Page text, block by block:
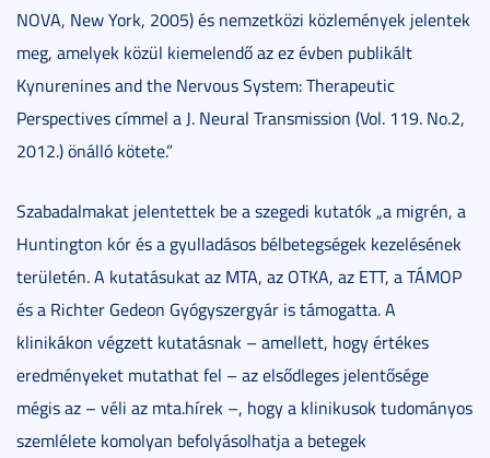
NOVA, New York, 2005) és nemzetközi közlemények jelentek
meg, amelyek közül kiemelendő az ez évben publikált
Kynurenines and the Nervous System: Therapeutic
Perspectives címmel a J. Neural Transmission (Vol. 119. No.2,
2012.) önálló kötete.”
Szabadalmakat jelentettek be a szegedi kutatók „a migrén, a
Huntington kór és a gyulladásos bélbetegségek kezelésének
területén. A kutatásukat az MTA, az OTKA, az ETT, a TÁMOP
és a Richter Gedeon Gyógyszergyár is támogatta. A
klinikákon végzett kutatásnak – amellett, hogy értékes
eredményeket mutathat fel – az elsődleges jelentősége
mégis az – véli az mta.hírek –, hogy a klinikusok tudományos
szemlélete komolyan befolyásolhatja a betegek